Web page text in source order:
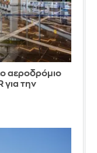
αεροδρόμιο
για την